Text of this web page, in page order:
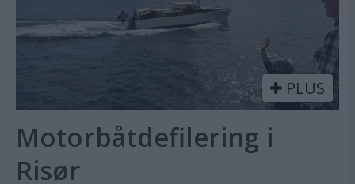
PLUS
Motorbåtdefilering i
Risør